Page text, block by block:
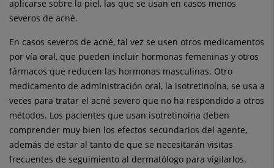
aplicarse sobre la piel, las que se usan en casos menos
severos de acné.
En casos severos de acné, tal vez se usen otros medicamentos
por vía oral, que pueden incluir hormonas femeninas y otros
fármacos que reducen las hormonas masculinas. Otro
medicamento de administración oral, la isotretinoína, se usa a
veces para tratar el acné severo que no ha respondido a otros
métodos. Los pacientes que usan isotretinoína deben
comprender muy bien los efectos secundarios del agente,
además de estar al tanto de que se necesitarán visitas
frecuentes de seguimiento al dermatólogo para vigilarlos.